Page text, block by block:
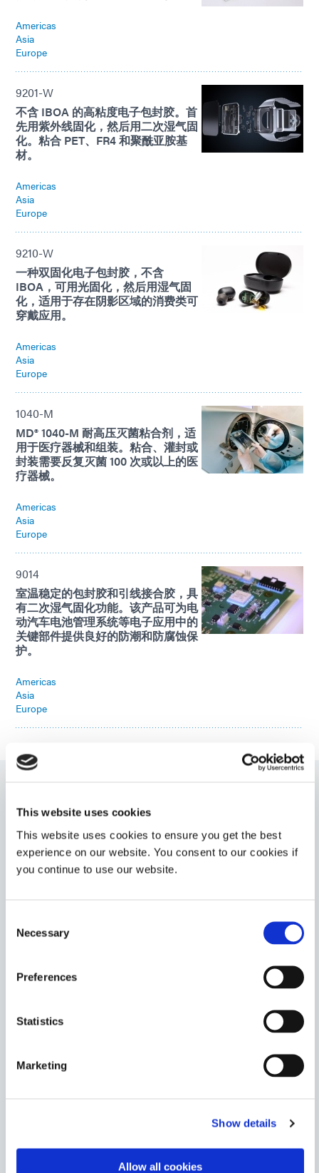
This website uses cookies
This website uses cookies to ensure you get the best
experience on our website. You consent to our cookies if
you continue to use our website.
Selection
Necessary
Preferences
Statistics
Marketing
Show details
Allow all cookies
Americas
Asia
Europe
9201-W
不含 IBOA 的高粘度电子包封胶。首
先用紫外线固化，然后用二次湿气固
化。粘合 PET、FR4 和聚酰亚胺基
材。
Americas
Asia
Europe
9210-W
一种双固化电子包封胶，不含
IBOA，可用光固化，然后用湿气固
化，适用于存在阴影区域的消费类可
穿戴应用。
Americas
Asia
Europe
1040-M
MD® 1040-M 耐高压灭菌粘合剂，适
用于医疗器械和组装。粘合、灌封或
封装需要反复灭菌 100 次或以上的医
疗器械。
Americas
Asia
Europe
9014
室温稳定的包封胶和引线接合胶，具
有二次湿气固化功能。该产品可为电
动汽车电池管理系统等电子应用中的
关键部件提供良好的防潮和防腐蚀保
护。
Americas
Asia
Europe
9101
具有二次环境湿气固化能力的 UV 光固化包封胶。该产品
具有弹性、柔韧性，并具有良好的防潮和耐热性。
Americas
9102
区域进行二次环境湿气固化。该产品具有高 CTE/低 Tg，
可降低组件上的应力，并具有良好的防潮和耐热性。
Asia
Americas